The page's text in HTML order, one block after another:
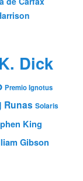
Dick
Premio Ignotus
Runas Solaris
King
Gibson